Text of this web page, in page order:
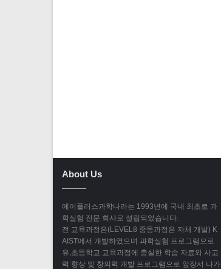
About Us
에이플러스과학나라는 1993년에 국내 최초로 과
학실험 전문 회사로 설립되었습니다.
전 교육과정은(LEVEL8 중등과정은 자체 개발) K
AIST에서 개발하였으며 과학실험 프로그램으로
유,초등학교 교육과정에 충실한 학습 자료와 사고
력 향상 및 창의력 개발 프로그램으로 앞장서 나가